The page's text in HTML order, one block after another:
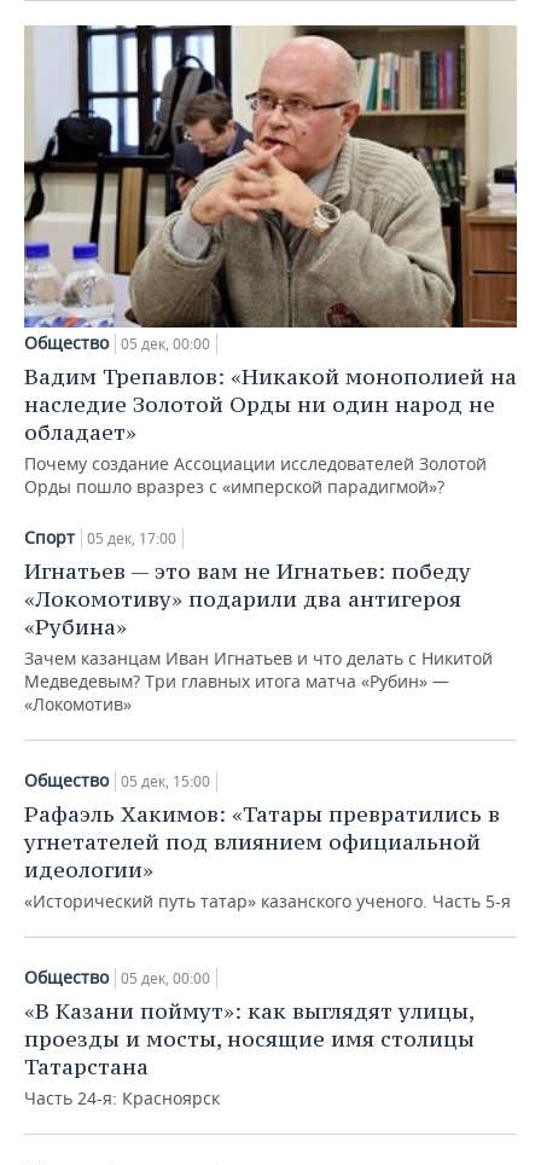
Общество 05 дек, 00:00
Вадим Трепавлов: «Никакой монополией на
наследие Золотой Орды ни один народ не
обладает»
Почему создание Ассоциации исследователей Золотой
Орды пошло вразрез с «имперской парадигмой»?
Спорт 05 дек, 17:00
Игнатьев — это вам не Игнатьев: победу
«Локомотиву» подарили два антигероя
«Рубина»
Зачем казанцам Иван Игнатьев и что делать с Никитой
Медведевым? Три главных итога матча «Рубин» —
«Локомотив»
Общество 05 дек, 15:00
Рафаэль Хакимов: «Татары превратились в
угнетателей под влиянием официальной
идеологии»
«Исторический путь татар» казанского ученого. Часть 5-я
Общество 05 дек, 00:00
«В Казани поймут»: как выглядят улицы,
проезды и мосты, носящие имя столицы
Татарстана
Часть 24-я: Красноярск